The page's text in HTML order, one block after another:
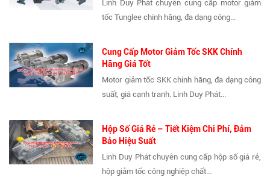
Linh Duy Phát chuyên cung cấp motor giảm
tốc Tunglee chính hãng, đa dạng công...
Cung Cấp Motor Giảm Tốc SKK Chính
Hãng Giá Tốt
Motor giảm tốc SKK chính hãng, đa dạng công
suất, giá cạnh tranh. Linh Duy Phát...
Hộp Số Giá Rẻ – Tiết Kiệm Chi Phí, Đảm
Bảo Hiệu Suất
Linh Duy Phát chuyên cung cấp hộp số giá rẻ,
hộp giảm tốc công nghiệp chất...